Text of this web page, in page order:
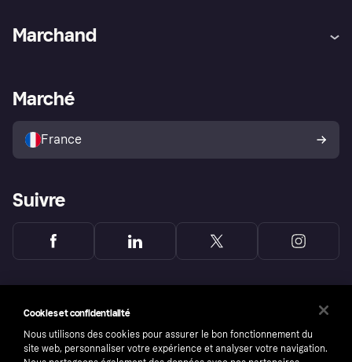
Explorez les magasins
Politique de protection de
l’acheteur Klarna
Marchand
Portail Marchand
Marché
France
Suivre
Cookies et confidentialité
Nous utilisons des cookies pour assurer le bon fonctionnement du
site web, personnaliser votre expérience et analyser votre navigation.